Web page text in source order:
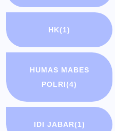
HK(1)
HUMAS MABES
POLRI(4)
IDI JABAR(1)